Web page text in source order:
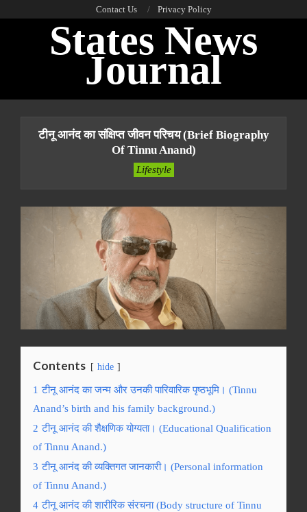
Contact Us Privacy Policy
States News
Journal
टीनू आनंद का संक्षिप्त जीवन परिचय (Brief Biography
Of Tinnu Anand)
Lifestyle
Contents hide
1 टीनू आनंद का जन्म और उनकी पारिवारिक पृष्ठभूमि। (Tinnu
Anand’s birth and his family background.)
2 टीनू आनंद की शैक्षणिक योग्यता। (Educational Qualification
of Tinnu Anand.)
3 टीनू आनंद की व्यक्तिगत जानकारी। (Personal information
of Tinnu Anand.)
4 टीनू आनंद की शारीरिक संरचना (Body structure of Tinnu